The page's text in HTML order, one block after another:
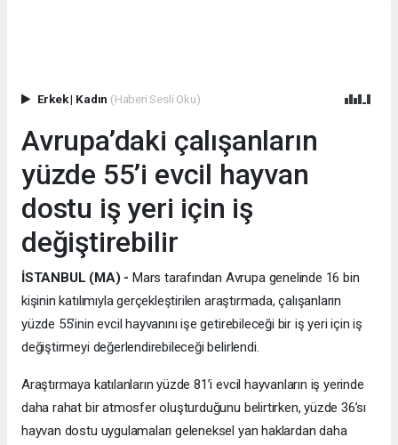
Erkek| Kadın (Haberi Sesli Oku)
Avrupa’daki çalışanların
yüzde 55’i evcil hayvan
dostu iş yeri için iş
değiştirebilir
İSTANBUL (MA) - Mars tarafından Avrupa genelinde 16 bin
kişinin katılımıyla gerçekleştirilen araştırmada, çalışanların
yüzde 55’inin evcil hayvanını işe getirebileceği bir iş yeri için iş
değiştirmeyi değerlendirebileceği belirlendi.
Araştırmaya katılanların yüzde 81’i evcil hayvanların iş yerinde
daha rahat bir atmosfer oluşturduğunu belirtirken, yüzde 36’sı
hayvan dostu uygulamaları geleneksel yan haklardan daha